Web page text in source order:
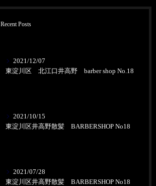
Recent Posts
2021/12/07
東淀川区 北江口井高野 barber shop No.18
2021/10/15
東淀川区井高野散髪 BARBERSHOP No18
2021/07/28
東淀川区井高野散髪 BARBERSHOP No18